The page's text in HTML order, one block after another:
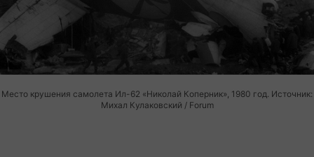
Место крушения самолета Ил-62 «Николай Коперник», 1980 год. Источник:
Михал Кулаковский / Forum